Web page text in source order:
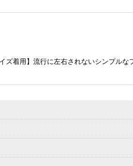
行に左右されないシンプルなフレ